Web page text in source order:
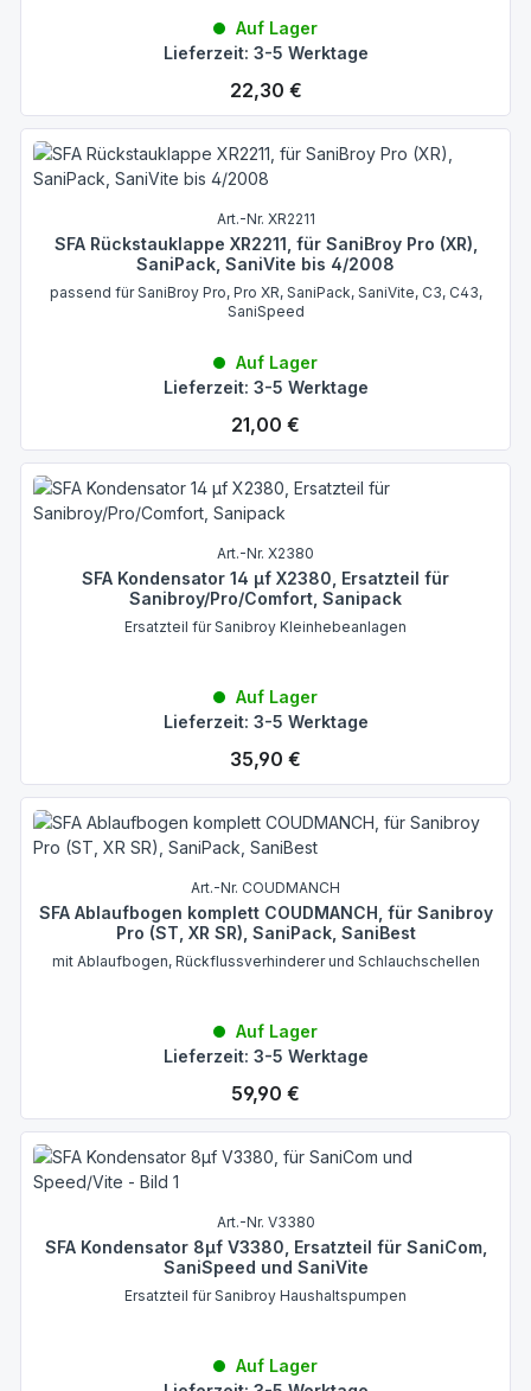
Auf Lager
Lieferzeit: 3-5 Werktage
Regulärer Preis:
22,30 €
Art.-Nr. XR2211
SFA Rückstauklappe XR2211, für SaniBroy Pro (XR),
SaniPack, SaniVite bis 4/2008
passend für SaniBroy Pro, Pro XR, SaniPack, SaniVite, C3, C43,
SaniSpeed
Auf Lager
Lieferzeit: 3-5 Werktage
Regulärer Preis:
21,00 €
Art.-Nr. X2380
SFA Kondensator 14 µf X2380, Ersatzteil für
Sanibroy/Pro/Comfort, Sanipack
Ersatzteil für Sanibroy Kleinhebeanlagen
Auf Lager
Lieferzeit: 3-5 Werktage
Regulärer Preis:
35,90 €
Art.-Nr. COUDMANCH
SFA Ablaufbogen komplett COUDMANCH, für Sanibroy
Pro (ST, XR SR), SaniPack, SaniBest
mit Ablaufbogen, Rückflussverhinderer und Schlauchschellen
Auf Lager
Lieferzeit: 3-5 Werktage
Regulärer Preis:
59,90 €
Art.-Nr. V3380
SFA Kondensator 8µf V3380, Ersatzteil für SaniCom,
SaniSpeed und SaniVite
Ersatzteil für Sanibroy Haushaltspumpen
Auf Lager